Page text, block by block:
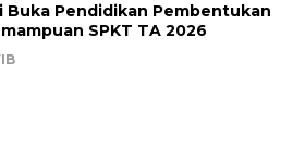
Buka Pendidikan Pembentukan
SPKT TA 2026